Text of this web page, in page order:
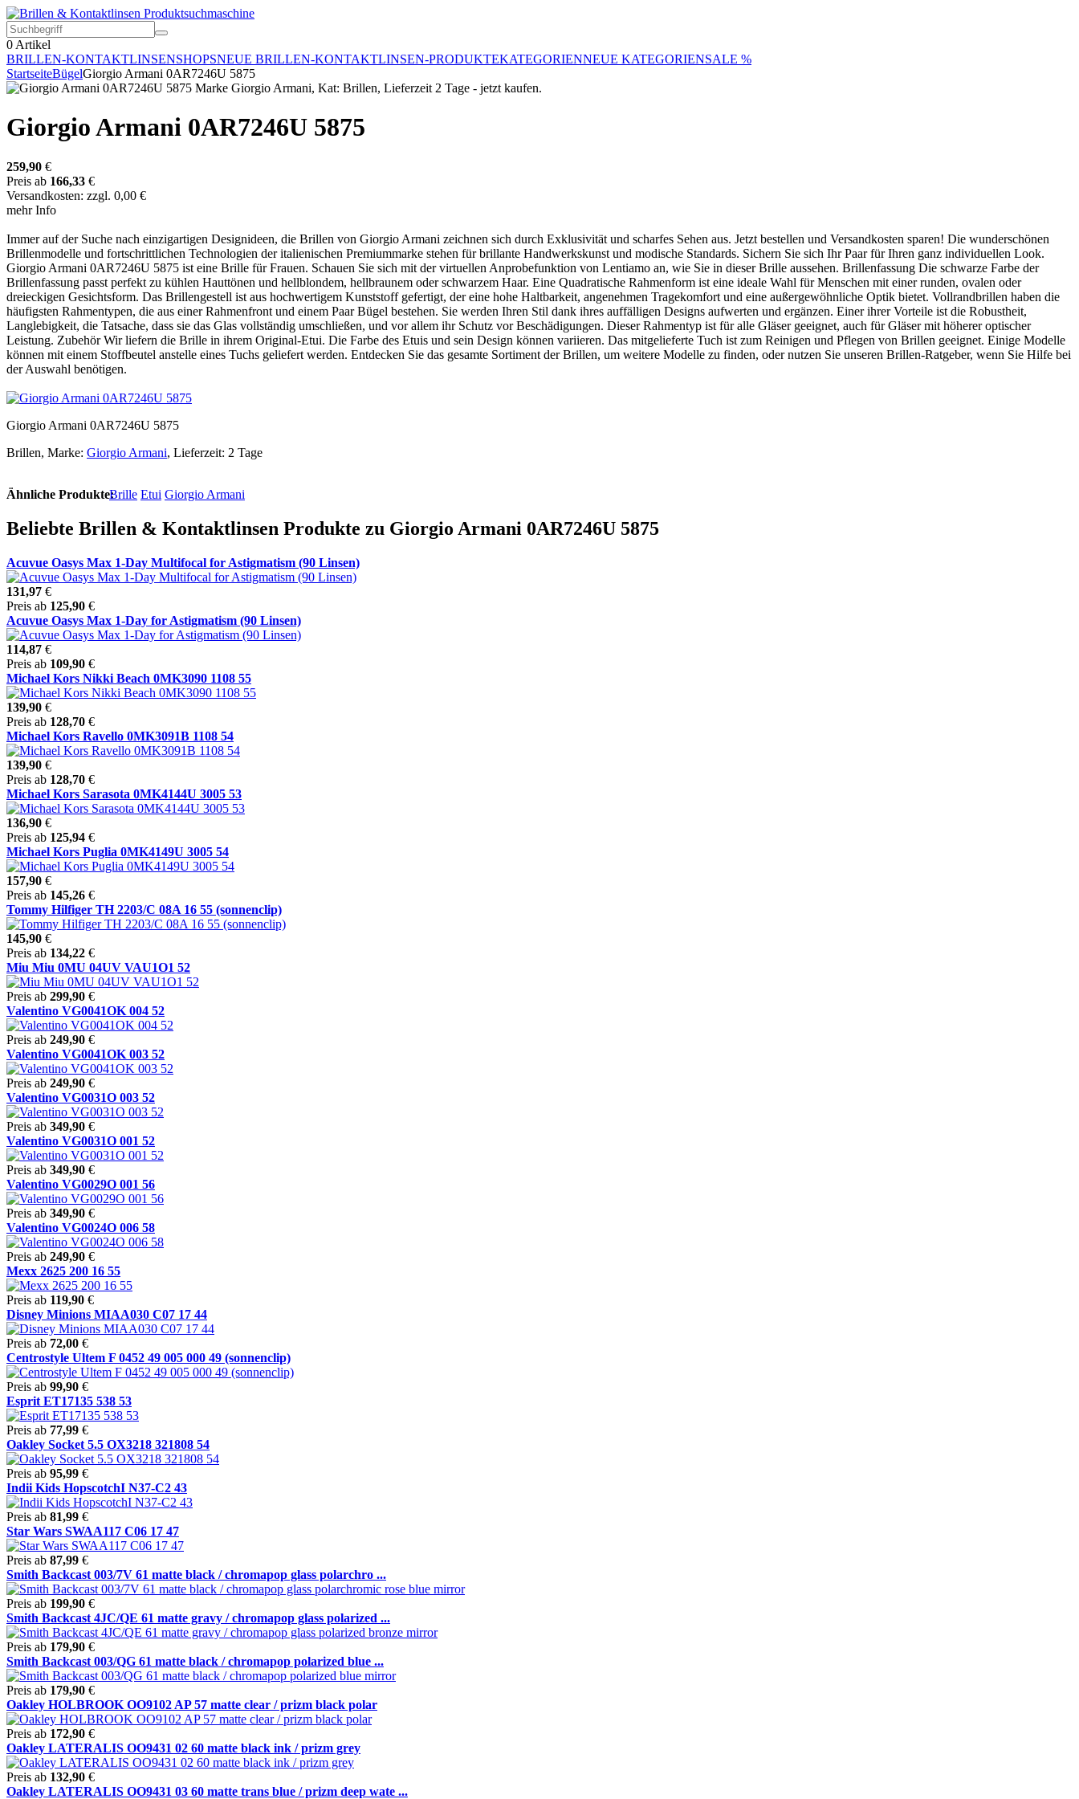
0 Artikel
BRILLEN-KONTAKTLINSENSHOPSNEUE BRILLEN-KONTAKTLINSEN-PRODUKTEKATEGORIENNEUE KATEGORIENSALE %
StartseiteBügelGiorgio Armani 0AR7246U 5875
Giorgio Armani 0AR7246U 5875
259,90 €
Preis ab 166,33 €
Versandkosten: zzgl. 0,00 €
mehr Info
Immer auf der Suche nach einzigartigen Designideen, die Brillen von Giorgio Armani zeichnen sich durch Exklusivität und scharfes Sehen aus. Jetzt bestellen und Versandkosten sparen! Die wunderschönen
Brillenmodelle und fortschrittlichen Technologien der italienischen Premiummarke stehen für brillante Handwerkskunst und modische Standards. Sichern Sie sich Ihr Paar für Ihren ganz individuellen Look.
Giorgio Armani 0AR7246U 5875 ist eine Brille für Frauen. Schauen Sie sich mit der virtuellen Anprobefunktion von Lentiamo an, wie Sie in dieser Brille aussehen. Brillenfassung Die schwarze Farbe der
Brillenfassung passt perfekt zu kühlen Hauttönen und hellblondem, hellbraunem oder schwarzem Haar. Eine Quadratische Rahmenform ist eine ideale Wahl für Menschen mit einer runden, ovalen oder
dreieckigen Gesichtsform. Das Brillengestell ist aus hochwertigem Kunststoff gefertigt, der eine hohe Haltbarkeit, angenehmen Tragekomfort und eine außergewöhnliche Optik bietet. Vollrandbrillen haben die
häufigsten Rahmentypen, die aus einer Rahmenfront und einem Paar Bügel bestehen. Sie werden Ihren Stil dank ihres auffälligen Designs aufwerten und ergänzen. Einer ihrer Vorteile ist die Robustheit,
Langlebigkeit, die Tatsache, dass sie das Glas vollständig umschließen, und vor allem ihr Schutz vor Beschädigungen. Dieser Rahmentyp ist für alle Gläser geeignet, auch für Gläser mit höherer optischer
Leistung. Zubehör Wir liefern die Brille in ihrem Original-Etui. Die Farbe des Etuis und sein Design können variieren. Das mitgelieferte Tuch ist zum Reinigen und Pflegen von Brillen geeignet. Einige Modelle
können mit einem Stoffbeutel anstelle eines Tuchs geliefert werden. Entdecken Sie das gesamte Sortiment der Brillen, um weitere Modelle zu finden, oder nutzen Sie unseren Brillen-Ratgeber, wenn Sie Hilfe bei
der Auswahl benötigen.
Giorgio Armani 0AR7246U 5875
Brillen, Marke: Giorgio Armani, Lieferzeit: 2 Tage
Ähnliche Produkte:Brille Etui Giorgio Armani
Beliebte Brillen & Kontaktlinsen Produkte zu Giorgio Armani 0AR7246U 5875
Acuvue Oasys Max 1-Day Multifocal for Astigmatism (90 Linsen)
131,97 €
Preis ab 125,90 €
Acuvue Oasys Max 1-Day for Astigmatism (90 Linsen)
114,87 €
Preis ab 109,90 €
Michael Kors Nikki Beach 0MK3090 1108 55
139,90 €
Preis ab 128,70 €
Michael Kors Ravello 0MK3091B 1108 54
139,90 €
Preis ab 128,70 €
Michael Kors Sarasota 0MK4144U 3005 53
136,90 €
Preis ab 125,94 €
Michael Kors Puglia 0MK4149U 3005 54
157,90 €
Preis ab 145,26 €
Tommy Hilfiger TH 2203/C 08A 16 55 (sonnenclip)
145,90 €
Preis ab 134,22 €
Miu Miu 0MU 04UV VAU1O1 52
Preis ab 299,90 €
Valentino VG0041OK 004 52
Preis ab 249,90 €
Valentino VG0041OK 003 52
Preis ab 249,90 €
Valentino VG0031O 003 52
Preis ab 349,90 €
Valentino VG0031O 001 52
Preis ab 349,90 €
Valentino VG0029O 001 56
Preis ab 349,90 €
Valentino VG0024O 006 58
Preis ab 249,90 €
Mexx 2625 200 16 55
Preis ab 119,90 €
Disney Minions MIAA030 C07 17 44
Preis ab 72,00 €
Centrostyle Ultem F 0452 49 005 000 49 (sonnenclip)
Preis ab 99,90 €
Esprit ET17135 538 53
Preis ab 77,99 €
Oakley Socket 5.5 OX3218 321808 54
Preis ab 95,99 €
Indii Kids HopscotchI N37-C2 43
Preis ab 81,99 €
Star Wars SWAA117 C06 17 47
Preis ab 87,99 €
Smith Backcast 003/7V 61 matte black / chromapop glass polarchro ...
Preis ab 199,90 €
Smith Backcast 4JC/QE 61 matte gravy / chromapop glass polarized ...
Preis ab 179,90 €
Smith Backcast 003/QG 61 matte black / chromapop polarized blue ...
Preis ab 179,90 €
Oakley HOLBROOK OO9102 AP 57 matte clear / prizm black polar
Preis ab 172,90 €
Oakley LATERALIS OO9431 02 60 matte black ink / prizm grey
Preis ab 132,90 €
Oakley LATERALIS OO9431 03 60 matte trans blue / prizm deep wate ...